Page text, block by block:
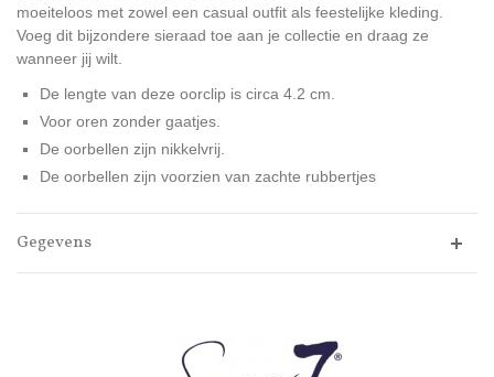
moeiteloos met zowel een casual outfit als feestelijke kleding.
Voeg dit bijzondere sieraad toe aan je collectie en draag ze
wanneer jij wilt.
De lengte van deze oorclip is circa 4.2 cm.
Voor oren zonder gaatjes.
De oorbellen zijn nikkelvrij.
De oorbellen zijn voorzien van zachte rubbertjes
Gegevens